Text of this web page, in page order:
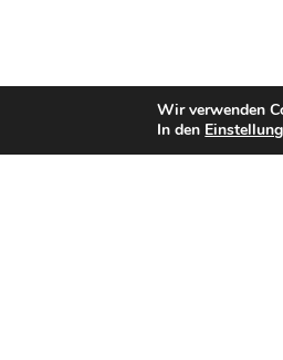
Wir verwenden
In den